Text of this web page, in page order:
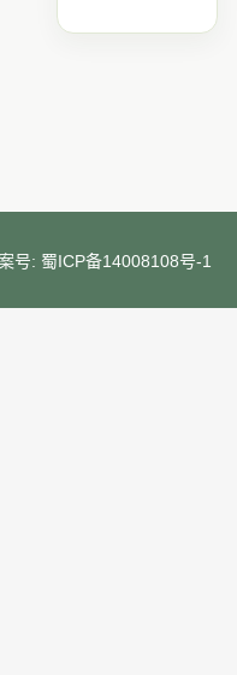
号: 蜀ICP备14008108号-1